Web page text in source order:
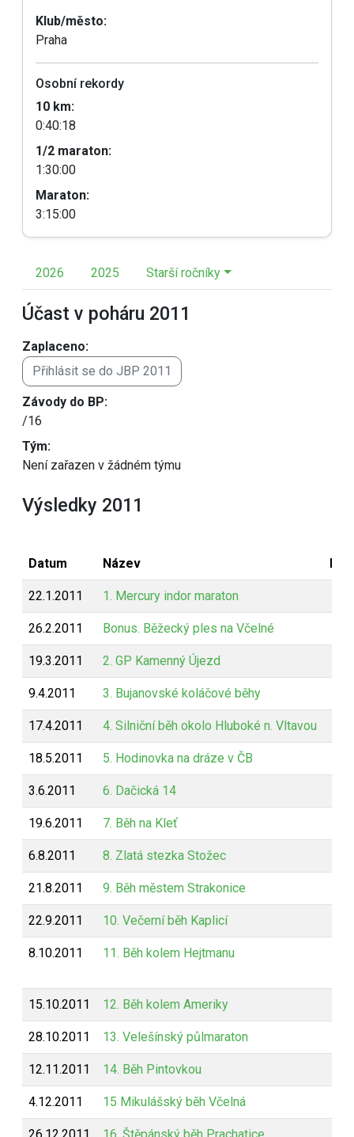
Klub/město:
Praha
Osobní rekordy
10 km:
0:40:18
1/2 maraton:
1:30:00
Maraton:
3:15:00
2026 2025 Starší ročníky
Účast v poháru 2011
Zaplaceno:
Přihlásit se do JBP 2011
Závody do BP:
/16
Tým:
Není zařazen v žádném týmu
Výsledky 2011
Datum Název
22.1.2011 1. Mercury indor maraton
26.2.2011 Bonus. Běžecký ples na Včelné
19.3.2011 2. GP Kamenný Újezd
9.4.2011 3. Bujanovské koláčové běhy
17.4.2011 4. Silniční běh okolo Hluboké n. Vltavou
18.5.2011 5. Hodinovka na dráze v ČB
3.6.2011 6. Dačická 14
19.6.2011 7. Běh na Kleť
6.8.2011 8. Zlatá stezka Stožec
21.8.2011 9. Běh městem Strakonice
22.9.2011 10. Večerní běh Kaplicí
8.10.2011 11. Běh kolem Hejtmanu
15.10.2011 12. Běh kolem Ameriky
28.10.2011 13. Velešínský půlmaraton
12.11.2011 14. Běh Pintovkou
4.12.2011 15 Mikulášský běh Včelná